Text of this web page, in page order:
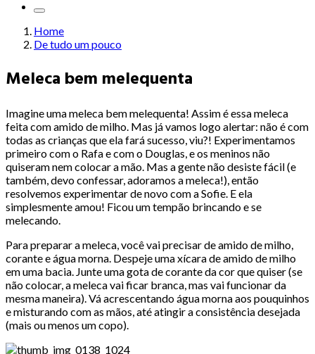
Home
De tudo um pouco
Meleca bem melequenta
Imagine uma meleca bem melequenta! Assim é essa meleca
feita com amido de milho. Mas já vamos logo alertar: não é com
todas as crianças que ela fará sucesso, viu?! Experimentamos
primeiro com o Rafa e com o Douglas, e os meninos não
quiseram nem colocar a mão. Mas a gente não desiste fácil (e
também, devo confessar, adoramos a meleca!), então
resolvemos experimentar de novo com a Sofie. E ela
simplesmente amou! Ficou um tempão brincando e se
melecando.
Para preparar a meleca, você vai precisar de amido de milho,
corante e água morna. Despeje uma xícara de amido de milho
em uma bacia. Junte uma gota de corante da cor que quiser (se
não colocar, a meleca vai ficar branca, mas vai funcionar da
mesma maneira). Vá acrescentando água morna aos pouquinhos
e misturando com as mãos, até atingir a consistência desejada
(mais ou menos um copo).